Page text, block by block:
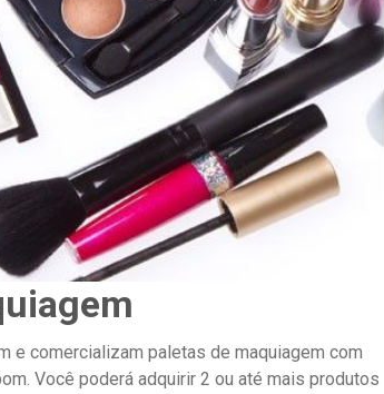
e comercializam paletas de maquiagem com
Você poderá adquirir 2 ou até mais produtos